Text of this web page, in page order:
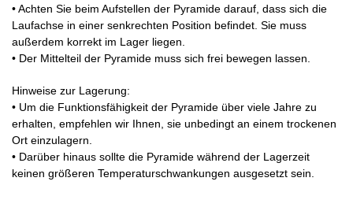
• Achten Sie beim Aufstellen der Pyramide darauf, dass sich die
Laufachse in einer senkrechten Position befindet. Sie muss
außerdem korrekt im Lager liegen.
• Der Mittelteil der Pyramide muss sich frei bewegen lassen.
Hinweise zur Lagerung:
• Um die Funktionsfähigkeit der Pyramide über viele Jahre zu
erhalten, empfehlen wir Ihnen, sie unbedingt an einem trockenen
Ort einzulagern.
• Darüber hinaus sollte die Pyramide während der Lagerzeit
keinen größeren Temperaturschwankungen ausgesetzt sein.